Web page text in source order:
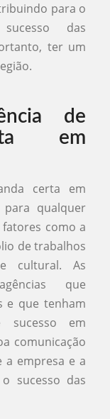
para o
das
ter um
de
em
certa em
qualquer
como a
de trabalhos
cultural. As
que
e que tenham
sucesso em
comunicação
a empresa e a
sucesso das